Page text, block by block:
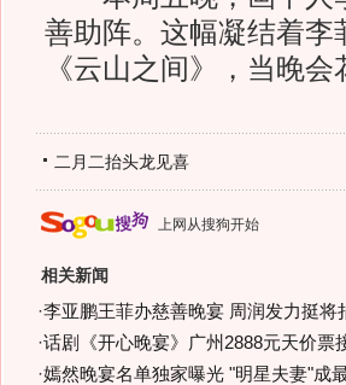
善助阵。这幅凝结着李
《云山之间》，当晚
二月二抬头龙见喜
上网从搜狗开始
相关新闻
·李亚鹏王菲办慈善晚宴 周润发力挺将
·话剧《开心晚宴》广州2888元天价票
·嫣然晚宴名单独家曝光 "明星夫妻"成